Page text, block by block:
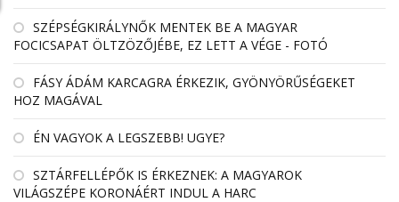
SZÉPSÉGKIRÁLYNŐK MENTEK BE A MAGYAR
FOCICSAPAT ÖLTZÖZŐJÉBE, EZ LETT A VÉGE - FOTÓ
FÁSY ÁDÁM KARCAGRA ÉRKEZIK, GYÖNYÖRŰSÉGEKET
HOZ MAGÁVAL
ÉN VAGYOK A LEGSZEBB! UGYE?
SZTÁRFELLÉPŐK IS ÉRKEZNEK: A MAGYAROK
VILÁGSZÉPE KORONÁÉRT INDUL A HARC